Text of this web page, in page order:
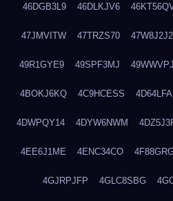
46DGB3L9 46DLKJV6
47JMVITW 47TRZS70 47W8J2J2
49R1GYE9 49SPF3MJ
4BOKJ6KQ 4C9HCESS
4DWPQY14 4DYW6NWM
4EE6J1ME 4ENC34CO
4GJRPJFP 4GLC8SBG